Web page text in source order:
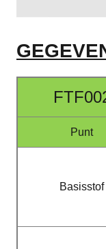
Punt
Basisstof